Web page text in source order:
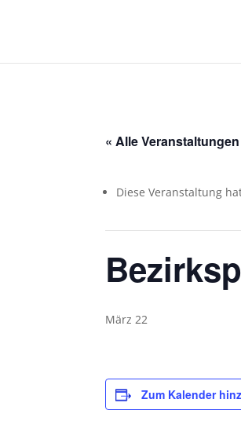
« Alle Veranstaltungen
Diese Veranstaltung
März 22
Zum Kalender